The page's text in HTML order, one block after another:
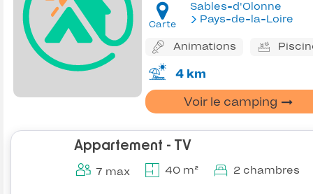
Carte
Sables-d'Olonne
Pays-de-la-Loire
Animations
4 km
Voir le camping
Appartement - TV
7 max 40 m² 2 chambres